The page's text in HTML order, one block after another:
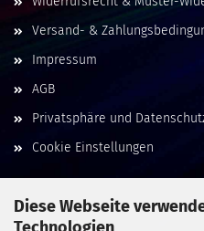
Diese Webseite
Technologien
Versand- &
Impressum
AGB
Privatsphäre und
Cookie Einstellungen
Social Media